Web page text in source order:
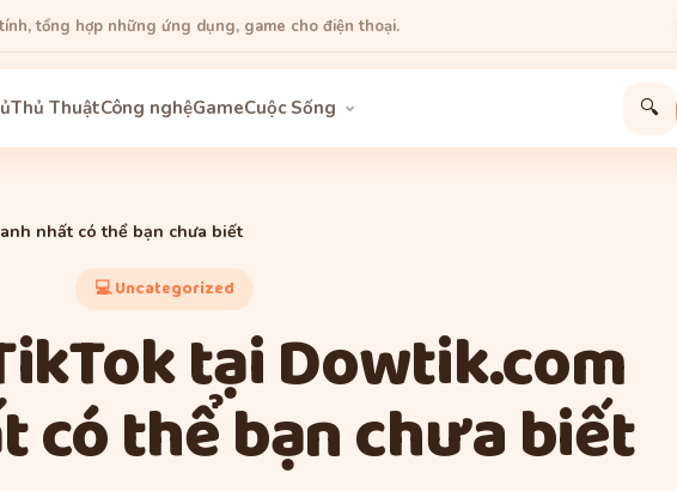
tổng hợp những ứng dụng, game cho điện thoại.
Thủ ThuậtCông nghệGameCuộc Sống 🔍
nhất có thể bạn chưa biết
💻 Uncategorized
tại Dowtik.com
có thể bạn chưa biết